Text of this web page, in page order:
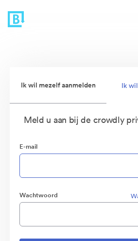
Ik wil mezelf aanmelden Ik
Meld u aan bij de crowdly
E-mail
Wachtwoord